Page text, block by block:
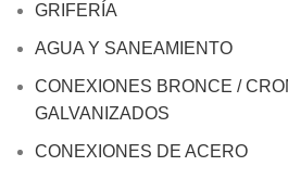
GRIFERÍA
AGUA Y SANEAMIENTO
CONEXIONES BRONCE /
GALVANIZADOS
CONEXIONES DE ACERO